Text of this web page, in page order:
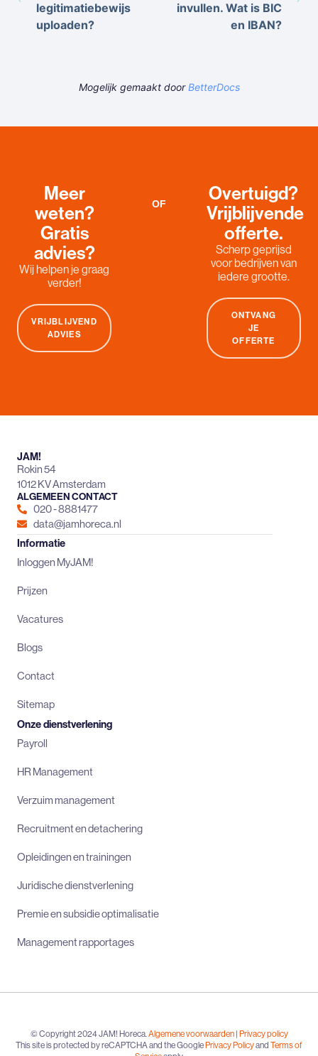
legitimatiebewijs
uploaden?
invullen. Wat is BIC
en IBAN?
Mogelijk gemaakt doorBetterDocs
Meer
weten?
Gratis
advies?
Wij helpen je graag
verder!
VRIJBLIJVEND
ADVIES
OF
Overtuigd?
Vrijblijvende
offerte.
Scherp geprijsd
voor bedrijven van
iedere grootte.
ONTVANG
JE
OFFERTE
JAM!
Rokin 54
1012 KV Amsterdam
ALGEMEEN CONTACT
020 - 8881477
data@jamhoreca.nl
Informatie
Inloggen MyJAM!
Prijzen
Vacatures
Blogs
Contact
Sitemap
Onze dienstverlening
Payroll
HR Management
Verzuim management
Recruitment en detachering
Opleidingen en trainingen
Juridische dienstverlening
Premie en subsidie optimalisatie
Management rapportages
© Copyright 2024 JAM! Horeca.Algemene voorwaarden| Privacy policy
This site is protected by reCAPTCHA and the GooglePrivacy Policyand Terms of